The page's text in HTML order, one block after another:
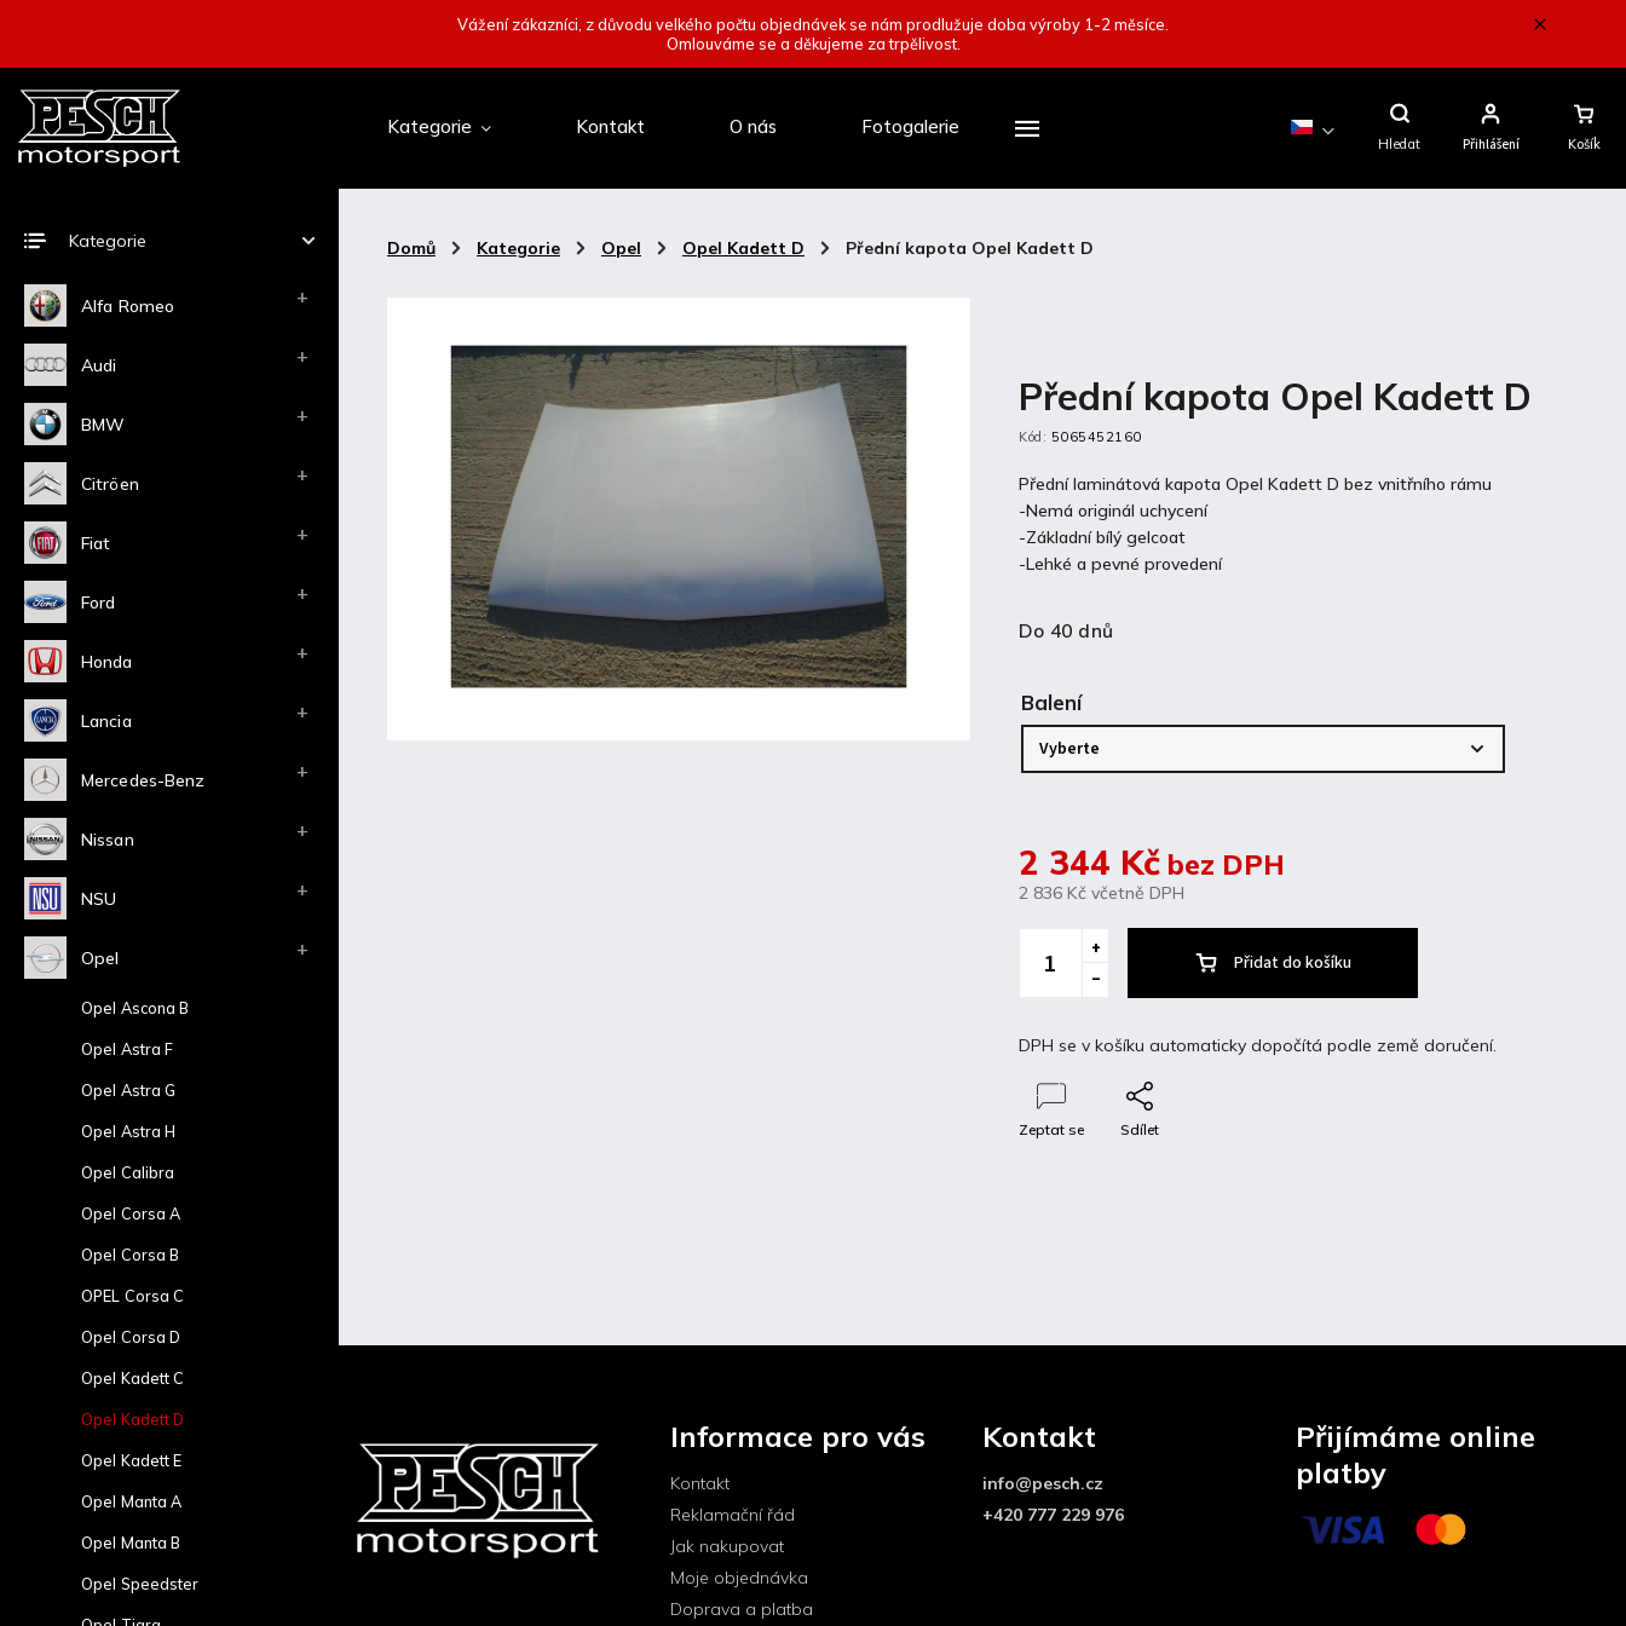
Vážení zákazníci, z důvodu velkého počtu objednávek se nám prodlužuje doba výroby 1-2 měsíce.
Omlouváme se a děkujeme za trpělivost.
Hledat
Nákupní
Košík
Přihlášení
Kategorie Kontakt O nás Fotogalerie
Domů / Kategorie / Opel / Opel Kadett D / Přední kapota Opel Kadett D
Kategorie
Alfa Romeo
Audi
BMW
Citröen
Fiat
Ford
Honda
Lancia
Mercedes-Benz
Nissan
NSU
Opel
Opel Ascona B
Opel Astra F
Opel Astra G
Opel Astra H
Opel Calibra
Opel Corsa A
Opel Corsa B
OPEL Corsa C
Opel Corsa D
Opel Kadett C
Opel Kadett D
Opel Kadett E
Opel Manta A
Opel Manta B
Opel Speedster
Přední kapota Opel Kadett D
Kód: 5065452160
Přední laminátová kapota Opel Kadett D bez vnitřního rámu
-Nemá originál uchycení
-Základní bílý gelcoat
-Lehké a pevné provedení
Do 40 dnů
2 344 Kč bez DPH
2 836 Kč včetně DPH
Přidat do košíku
DPH se v košíku automaticky dopočítá podle země doručení.
Balení
Zeptat se Sdílet
Přední laminátová kapota Opel Kadett D bez vnitřního rámu
-Nemá originál uchycení
-Základní bílý gelcoat
-Lehké a pevné provedení
Informace pro vás
Kontakt
Reklamační řád
Jak nakupovat
Moje objednávka
Doprava a platba
Kontakt
info@pesch.cz
+420 777 229 976
Přijímáme online
platby